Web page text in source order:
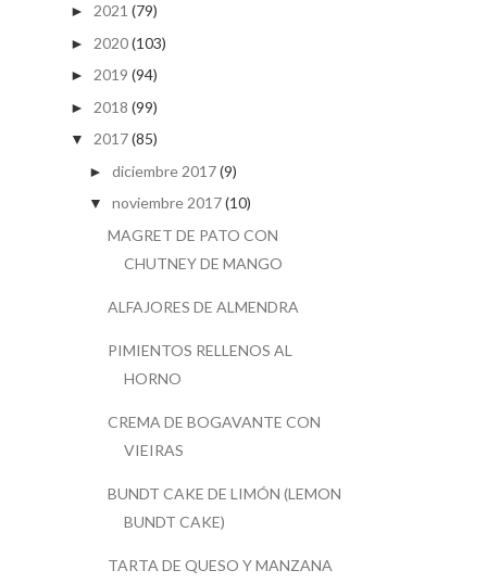
► 2021 (79)
► 2020(103)
► 2019 (94)
► 2018 (99)
▼ 2017(85)
► diciembre 2017(9)
▼ noviembre 2017(10)
MAGRET DE PATO CON
CHUTNEY DE MANGO
ALFAJORES DE ALMENDRA
PIMIENTOS RELLENOS AL
HORNO
CREMA DE BOGAVANTE CON
VIEIRAS
BUNDT CAKE DE LIMÓN (LEMON
BUNDT CAKE)
TARTA DE QUESO Y MANZANA